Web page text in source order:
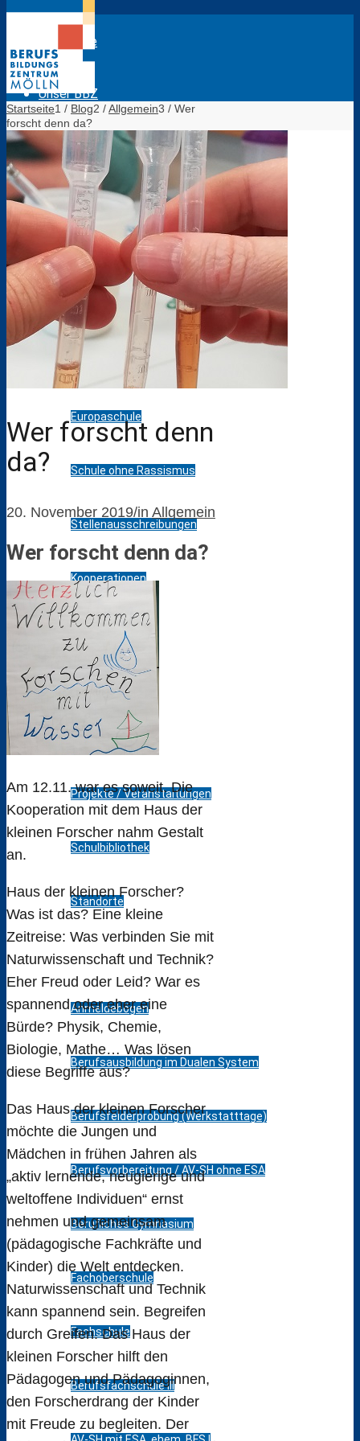
Startseite
Unser BBZ
Bildungsangebot / Anmeldebögen
Das sind wir
Lagepläne BBZ Mölln
Evaluation Lehrkräfte
Klimarat
Europaschule
Schule ohne Rassismus
Stellenausschreibungen
Kooperationen
Förderverein
Messen
Pressespiegel
Projekte / Veranstaltungen
Schulbibliothek
Standorte
Bildungsangebot
Anmeldebögen
Berufsausbildung im Dualen System
Berufsfelderprobung (Werkstatttage)
Berufsvorbereitung / AV-SH ohne ESA
Berufliches Gymnasium
Fachoberschule
Fachschule
Berufsfachschule III
Startseite1 / Blog2 /Allgemein3 / Wer
forscht denn da?
Wer forscht denn
da?
20. November 2019/in Allgemein
Wer forscht denn da?
Am 12.11. war es soweit. Die
Kooperation mit dem Haus der
kleinen Forscher nahm Gestalt
an.
Haus der kleinen Forscher?
Was ist das? Eine kleine
Zeitreise: Was verbinden Sie mit
Naturwissenschaft und Technik?
Eher Freud oder Leid? War es
spannend oder eher eine
Bürde? Physik, Chemie,
Biologie, Mathe… Was lösen
diese Begriffe aus?
Das Haus der kleinen Forscher
möchte die Jungen und
Mädchen in frühen Jahren als
„aktiv lernende, neugierige und
weltoffene Individuen“ ernst
nehmen und gemeinsam
(pädagogische Fachkräfte und
Kinder) die Welt entdecken.
Naturwissenschaft und Technik
kann spannend sein. Begreifen
durch Greifen. Das Haus der
kleinen Forscher hilft den
Pädagogen und Pädagoginnen,
den Forscherdrang der Kinder
mit Freude zu begleiten. Der